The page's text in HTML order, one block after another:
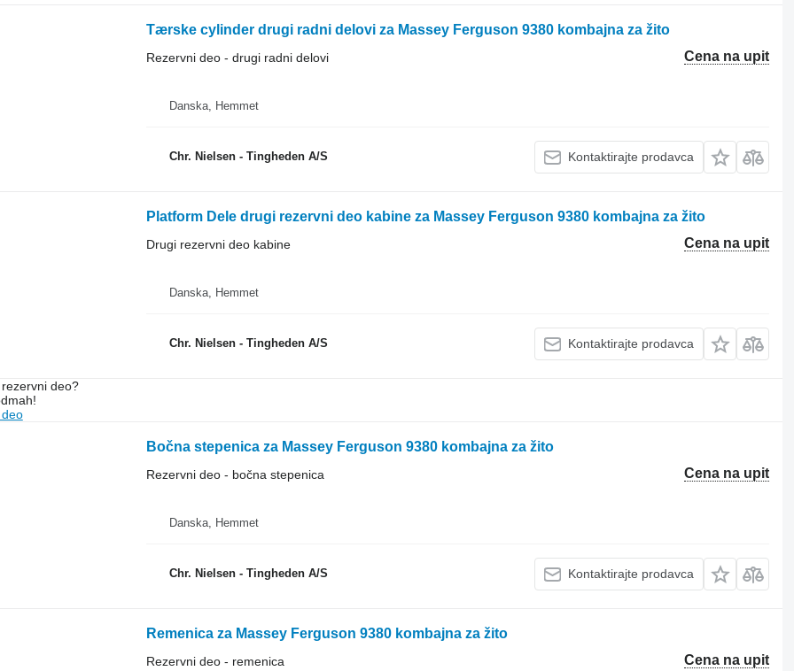
Tærske cylinder drugi radni delovi za Massey Ferguson 9380 kombajna za žito
Cena na upit
Rezervni deo - drugi radni delovi
Danska, Hemmet
Chr. Nielsen - Tingheden A/S Kontaktirajte prodavca
Platform Dele drugi rezervni deo kabine za Massey Ferguson 9380 kombajna za žito
Cena na upit
Drugi rezervni deo kabine
Danska, Hemmet
Chr. Nielsen - Tingheden A/S Kontaktirajte prodavca
dеo?
Bočna stepenica za Massey Ferguson 9380 kombajna za žito
Cena na upit
Rezervni deo - bočna stepenica
Danska, Hemmet
Chr. Nielsen - Tingheden A/S Kontaktirajte prodavca
Remenica za Massey Ferguson 9380 kombajna za žito
Cena na upit
Rezervni deo - remenica